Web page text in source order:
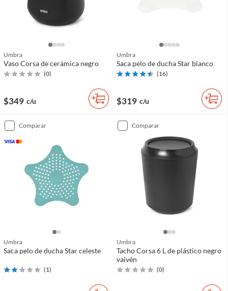
Umbra
Vaso Corsa de cerámica negro
(0)
$349 c/u
Umbra
Saca pelo de ducha Star blanco
(16)
$319 c/u
comparar
Umbra
Saca pelo de ducha Star celeste
(1)
comparar
Umbra
Tacho Corsa 6 L de plástico negro
vaivén
(0)